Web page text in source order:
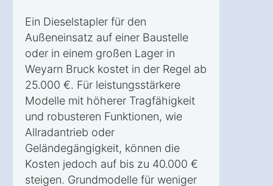
Ein Dieselstapler für den
Außeneinsatz auf einer Baustelle
oder in einem großen Lager in
Weyarn Bruck kostet in der Regel ab
25.000 €. Für leistungsstärkere
Modelle mit höherer Tragfähigkeit
und robusteren Funktionen, wie
Allradantrieb oder
Geländegängigkeit, können die
Kosten jedoch auf bis zu 40.000 €
steigen. Grundmodelle für weniger